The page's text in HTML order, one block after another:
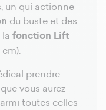
un qui actionne
du buste et des
fonction Lift
prendre
vous aurez
toutes celles